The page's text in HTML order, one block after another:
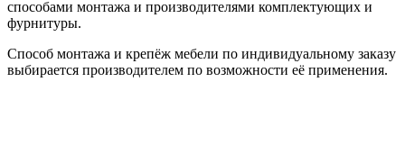
способами монтажа и производителями комплектующих и
фурнитуры.
Способ монтажа и крепёж мебели по индивидуальному заказу
выбирается производителем по возможности её применения.